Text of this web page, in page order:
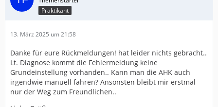
Praktikant
13. März 2025 um 21:58
Danke für eure Rückmeldungen! hat leider nichts gebracht..
Lt. Diagnose kommt die Fehlermeldung keine
Grundeinstellung vorhanden.. Kann man die AHK auch
irgendwie manuell fahren? Ansonsten bleibt mir erstmal
nur der Weg zum Freundlichen..